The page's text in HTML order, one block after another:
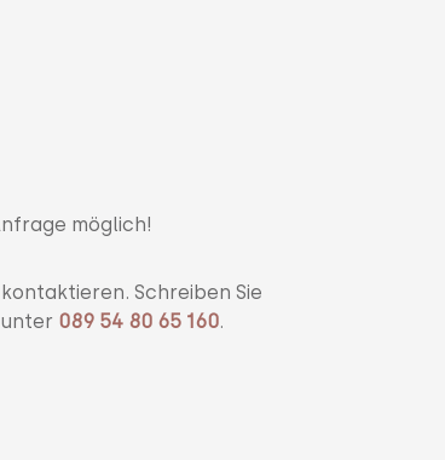
möglich!
Schreiben Sie
089 54 80 65 160.